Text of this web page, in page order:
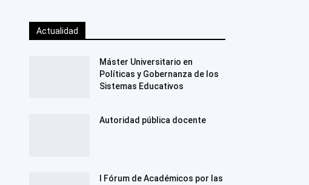
Actualidad
Máster Universitario en
Políticas y Gobernanza de los
Sistemas Educativos
Autoridad pública docente
I Fórum de Académicos por las